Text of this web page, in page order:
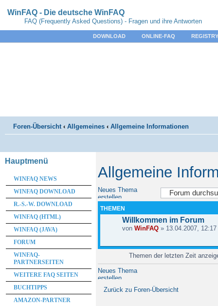
WinFAQ - Die deutsche WinFAQ
FAQ (Frequently Asked Questions) - Fragen und ihre Antworten
DOWNLOAD ONLINE-FAQ
Foren-Übersicht ‹ Allgemeines ‹ Allgemeine Informationen
Allgemeine
Neues Thema
erstellen
THEMEN
Willkommen im Forum
von WinFAQ» 13.04.2007, 12:17
Themen der letzten Zeit
Neues Thema
erstellen
Zurück zu Foren-Übersicht
Hauptmenü
WINFAQ NEWS
WINFAQ DOWNLOAD
R.-S.-W. DOWNLOAD
WINFAQ (HTML)
WINFAQ (JAVA)
FORUM
WINFAQ-
PARTNERSEITEN
WEITERE FAQ SEITEN
BUCHTIPPS
AMAZON-PARTNER